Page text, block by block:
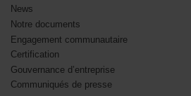
News
Notre documents
Engagement communautaire
Certification
Gouvernance d’entreprise
Communiqués de presse